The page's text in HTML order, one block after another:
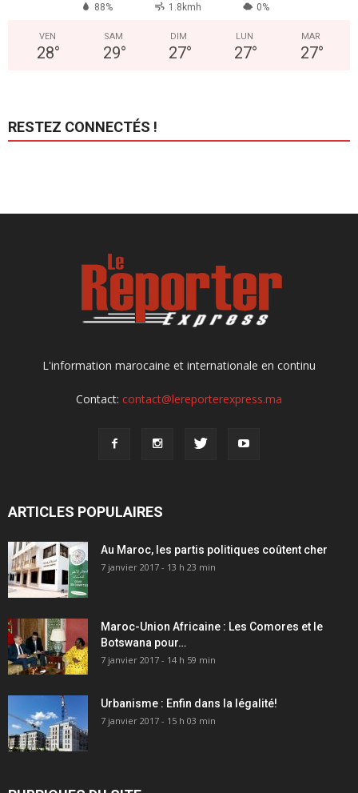
88% 1.8kmh 0%
VEN
28°
SAM
29°
DIM
27°
LUN
27°
MAR
27°
RESTEZ CONNECTÉS !
L'information marocaine et internationale en continu
Contact: contact@lereporterexpress.ma
ARTICLES POPULAIRES
Au Maroc, les partis politiques coûtent cher
7 janvier 2017 - 13 h 23 min
Maroc-Union Africaine : Les Comores et le
Botswana pour…
7 janvier 2017 - 14 h 59 min
Urbanisme : Enfin dans la légalité!
7 janvier 2017 - 15 h 03 min